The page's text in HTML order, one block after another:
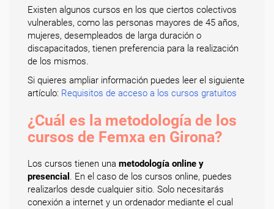
Existen algunos cursos en los que ciertos colectivos
vulnerables, como las personas mayores de 45 años,
mujeres, desempleados de larga duración o
discapacitados, tienen preferencia para la realización
de los mismos.
Si quieres ampliar información puedes leer el siguiente
artículo: Requisitos de acceso a los cursos gratuitos
¿Cuál es la metodología de los
cursos de Femxa en Girona?
Los cursos tienen una metodología online y
presencial . En el caso de los cursos online, puedes
realizarlos desde cualquier sitio. Solo necesitarás
conexión a internet y un ordenador mediante el cual